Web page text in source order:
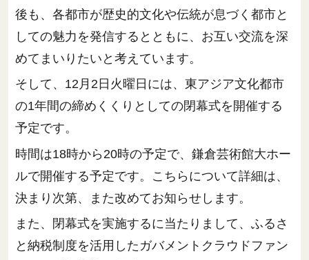
後も、各都市が歴史的文化や伝統が息づく都市と
しての魅力を発信するとともに、お互い交流を深
めてまいりたいと考えています。
そして、12月2日火曜日には、東アジア文化都市
の1年間の締めくくりとしての閉幕式を開催する
予定です。
時間は18時から20時の予定で、鎌倉芸術館大ホー
ルで開催する予定です。こちらについて詳細は、
決まり次第、また改めてお知らせします。
また、閉幕式を実施するに当たりまして、ふるさ
と納税制度を活用したガバメントクラウドファン